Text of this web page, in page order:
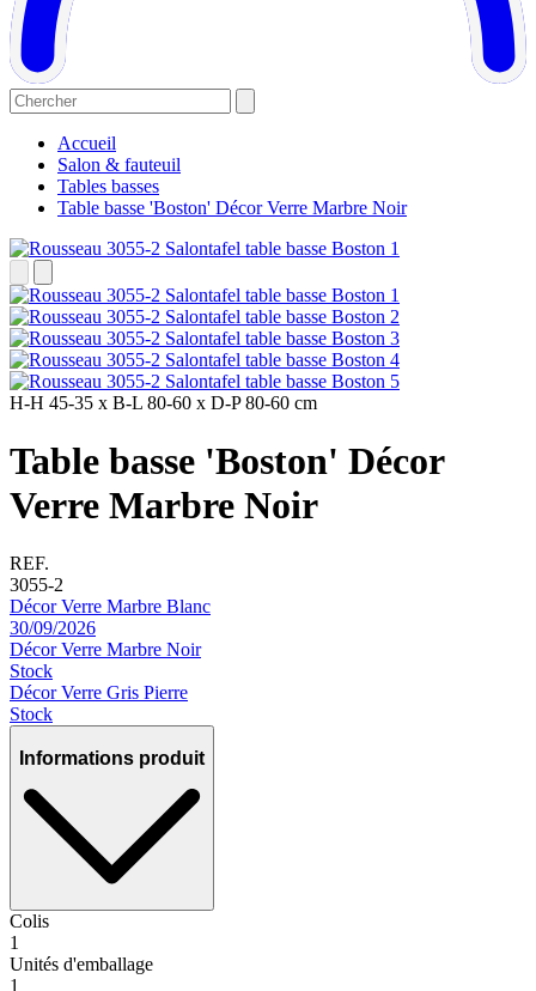
Accueil
Salon & fauteuil
Tables basses
Table basse 'Boston' Décor Verre Marbre Noir
H-H 45-35 x B-L 80-60 x D-P80-60 cm
Table basse 'Boston' Décor
Verre Marbre Noir
REF.
3055-2
Décor Verre Marbre Blanc
30/09/2026
Décor Verre Marbre Noir
Stock
Décor Verre Gris Pierre
Stock
Informations produit
Colis
1
Unités d'emballage
1